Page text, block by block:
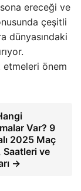
sona ereceği ve
çeşitli
dünyasındaki
etmeleri önem
Var? 9
2025 Maç
Saatleri ve
→